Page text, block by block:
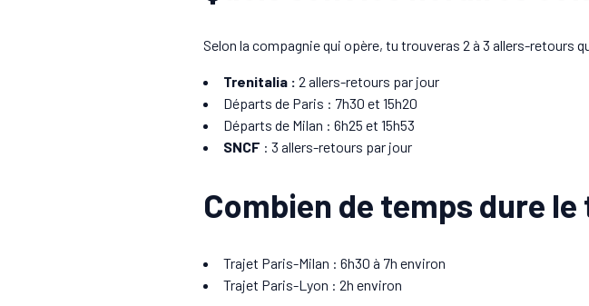
Selon la compagnie qui opère, tu trouveras 2 à 3 allers-retours
Trenitalia : 2 allers-retours par jour
Départs de Paris : 7h30 et 15h20
Départs de Milan : 6h25 et 15h53
SNCF : 3 allers-retours par jour
Combien de temps dure
Trajet Paris-Milan : 6h30 à 7h environ
Trajet Paris-Lyon : 2h environ